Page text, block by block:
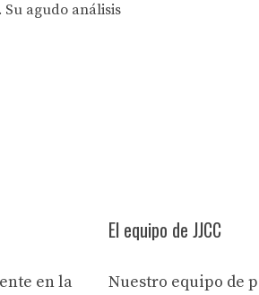
agudo análisis
en la
El equipo de JJCC
Nuestro equipo de